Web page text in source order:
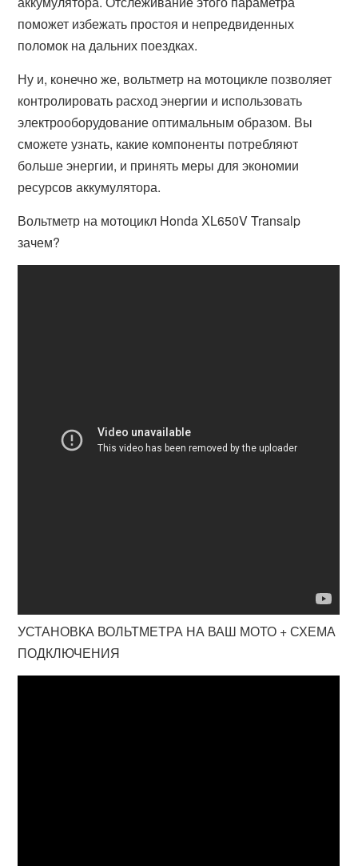
поможет избежать простоя и непредвиденных
поломок на дальних поездках.
Ну и, конечно же, вольтметр на мотоцикле позволяет
контролировать расход энергии и использовать
электрооборудование оптимальным образом. Вы
сможете узнать, какие компоненты потребляют
больше энергии, и принять меры для экономии
ресурсов аккумулятора.
Вольтметр на мотоцикл Honda XL650V Transalp
зачем?
УСТАНОВКА ВОЛЬТМЕТРА НА ВАШ МОТО + СХЕМА
ПОДКЛЮЧЕНИЯ